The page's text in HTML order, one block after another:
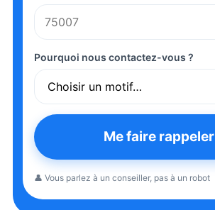
Pourquoi nous contactez-vous ?
Me faire rappeler
👤 Vous parlez à un conseiller, pas à un robot